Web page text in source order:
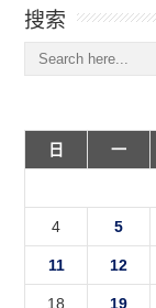
搜索
日
一
4 5
11 12
18 19